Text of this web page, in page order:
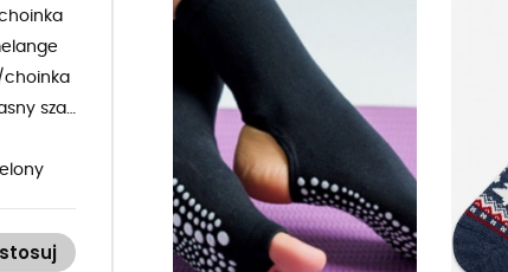
choinka
szary
różowy
zielony